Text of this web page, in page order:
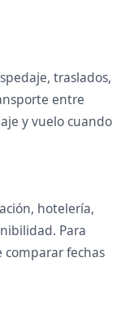
traslados,
entre
y vuelo cuando
hotelería,
Para
comparar fechas